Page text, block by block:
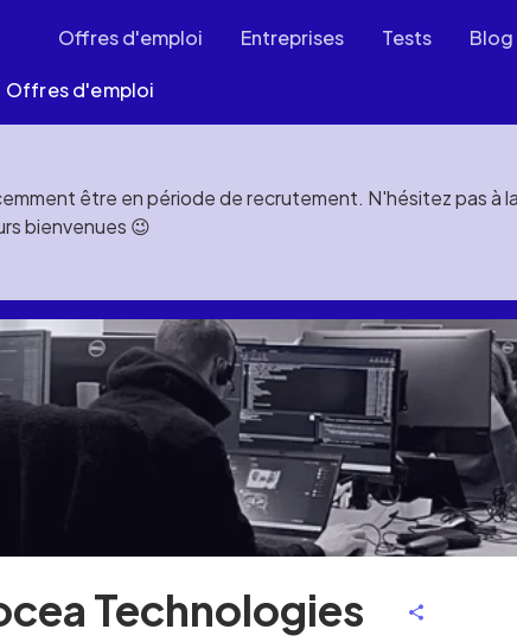
Offres d'emploi Entreprises Tests Blog
Offres d'emploi
être en période de recrutement. N'hésitez pas à
bienvenues 😉
Technologies